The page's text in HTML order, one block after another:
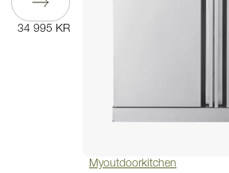
34 995 KR
Myoutdoorkitchen